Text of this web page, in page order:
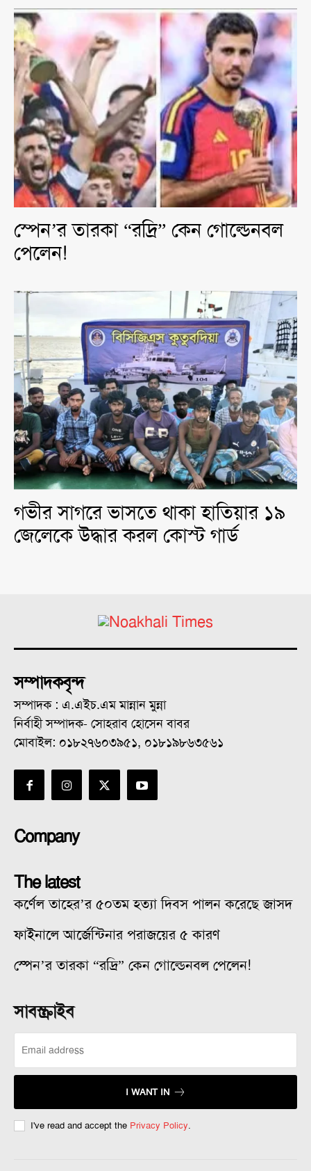
স্পেন’র তারকা “রদ্রি” কেন গোল্ডেনবল
পেলেন!
গভীর সাগরে ভাসতে থাকা হাতিয়ার ১৯
জেলেকে উদ্ধার করল কোস্ট গার্ড
সম্পাদকবৃন্দ
সম্পাদক : এ.এইচ.এম মান্নান মুন্না
নির্বাহী সম্পাদক- সোহরাব হোসেন বাবর
মোবাইল: ০১৮২৭৬০৩৯৫১, ০১৮১৯৮৬৩৫৬১
Company
The latest
কর্ণেল তাহের’র ৫০তম হত্যা দিবস পালন করেছে জাসদ
ফাইনালে আর্জেন্টিনার পরাজয়ের ৫ কারণ
স্পেন’র তারকা “রদ্রি” কেন গোল্ডেনবল পেলেন!
সাবস্ক্রাইব
I WANT IN
I've read and accept the Privacy Policy.